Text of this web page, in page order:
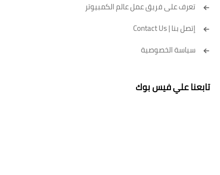
تعرف على فريق عمل عالم الكمبيوتر
إتصل بنا | Contact Us
سياسة الخصوصية
تابعنا علي فيس بوك